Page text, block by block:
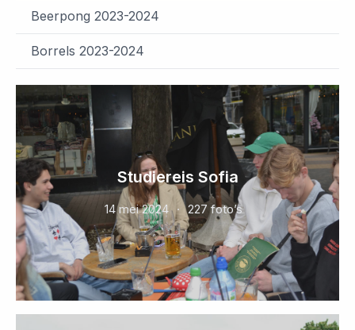
Beerpong 2023-2024
Borrels 2023-2024
Studiereis Sofia
14 mei 2024 227 foto’s